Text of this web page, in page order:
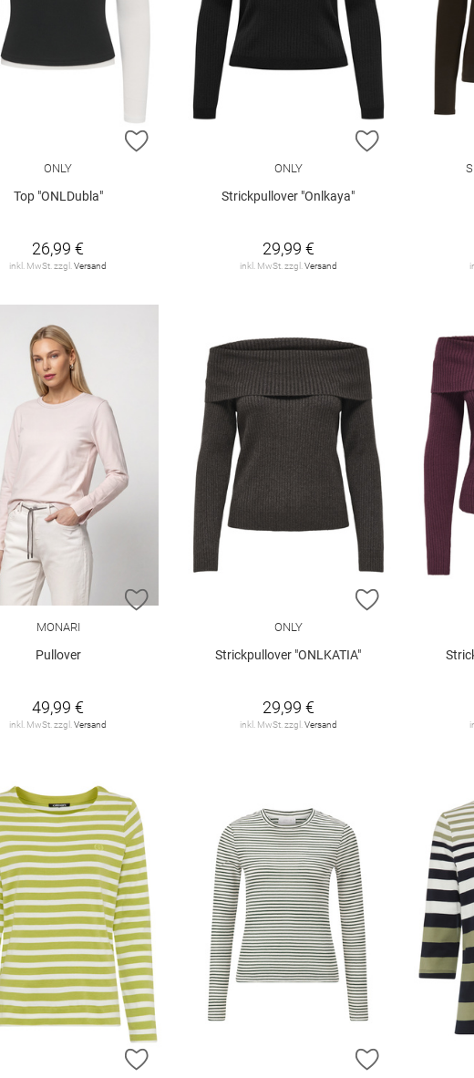
ZUR WUNSCHLISTE HINZUFÜGEN
ONLY
Top "ONLDubla"
26,99 €
inkl. MwSt. zzgl.Versand
ZUR
ONLY
Strickpullover "Onlkaya"
29,99 €
inkl. MwSt. zzgl. Versand
ZUR WUNSCHLISTE HINZUFÜGEN
MONARI
Pullover
49,99 €
inkl. MwSt. zzgl.Versand
ZUR
ONLY
Strickpullover "ONLKATIA"
29,99 €
inkl. MwSt. zzgl.Versand
ZUR WUNSCHLISTE HINZUFÜGEN ZUR